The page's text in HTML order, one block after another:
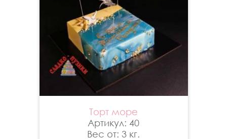
Торт море
Артикул: 40
Вес от: 3 кг.